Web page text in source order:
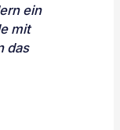
ein
mit
das